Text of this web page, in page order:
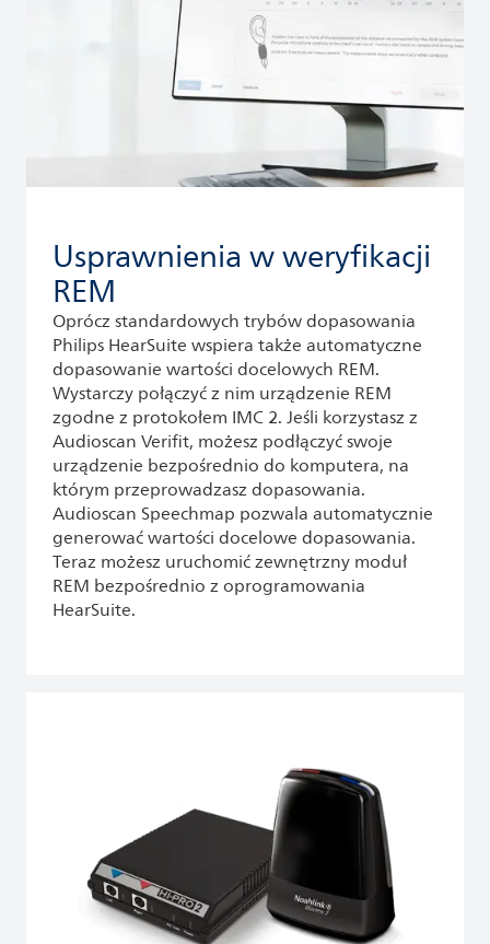
Usprawnienia w weryfikacji
REM
Oprócz standardowych trybów dopasowania
Philips HearSuite wspiera także automatyczne
dopasowanie wartości docelowych REM.
Wystarczy połączyć z nim urządzenie REM
zgodne z protokołem IMC 2. Jeśli korzystasz z
Audioscan Verifit, możesz podłączyć swoje
urządzenie bezpośrednio do komputera, na
którym przeprowadzasz dopasowania.
Audioscan Speechmap pozwala automatycznie
generować wartości docelowe dopasowania.
Teraz możesz uruchomić zewnętrzny moduł
REM bezpośrednio z oprogramowania
HearSuite.